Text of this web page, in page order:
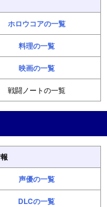
ホロウコアの一覧
料理の一覧
映画の一覧
戦闘ノートの一覧
声優の一覧
DLCの一覧